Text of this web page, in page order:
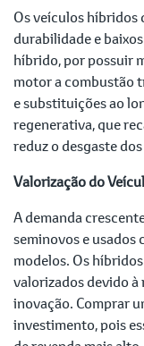
Os veículos híbridos
durabilidade e
híbrido, por possuir
motor a combustão
e substituições ao
regenerativa, que
reduz o desgaste
Valorização do
A demanda
seminovos e usados
modelos. Os
valorizados devido
inovação. Comprar
investimento, pois